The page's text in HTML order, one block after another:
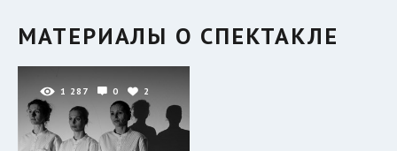
МАТЕРИАЛЫ О СПЕКТАКЛЕ
1 287 0 2